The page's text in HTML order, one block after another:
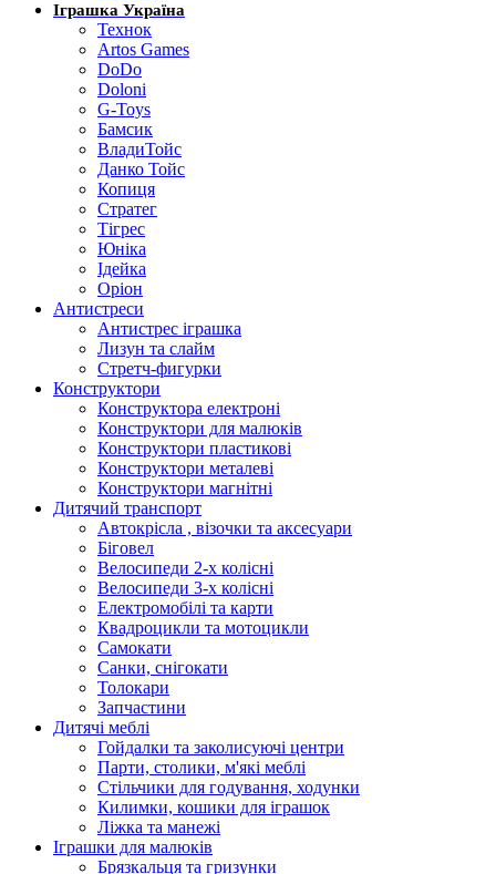
Іграшка Україна
Технок
Artos Games
DoDo
Doloni
G-Toys
Бамсик
ВладиТойс
Данко Тойс
Копиця
Стратег
Тігрес
Юніка
Ідейка
Оріон
Антистреси
Антистрес іграшка
Лизун та слайм
Стретч-фигурки
Конструктори
Конструктора електроні
Конструктори для малюків
Конструктори пластикові
Конструктори металеві
Конструктори магнітні
Дитячий транспорт
Автокрісла , візочки та аксесуари
Біговел
Велосипеди 2-х колісні
Велосипеди 3-х колісні
Електромобілі та карти
Квадроцикли та мотоцикли
Самокати
Санки, снігокати
Толокари
Запчастини
Дитячі меблі
Гойдалки та заколисуючі центри
Парти, столики, м'які меблі
Стільчики для годування, ходунки
Килимки, кошики для іграшок
Ліжка та манежі
Іграшки для малюків
Брязкальця та гризунки